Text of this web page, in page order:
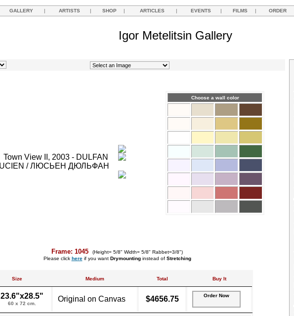
GALLERY | ARTISTS | SHOP | ARTICLES | EVENTS | FILMS | ORDER
Igor Metelitsin Gallery
Choose a wall color
Frame: 1045
(Height= 5/8" Width= 5/8" Rabbet=3/8")
Please click hereif you want Drymountinginstead of Stretching
Size Medium Total Buy It
23.6"x28.5"
60 x 72 cm.
Original on Canvas $4656.75 Order Now